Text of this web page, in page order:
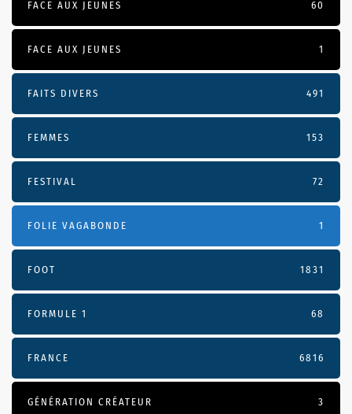
FACE AUX JEUNES 60
FACE AUX JEUNES 1
FAITS DIVERS 491
FEMMES 153
FESTIVAL 72
FOLIE VAGABONDE 1
FOOT 1831
FORMULE 1 68
FRANCE 6816
GÉNÉRATION CRÉATEUR 3